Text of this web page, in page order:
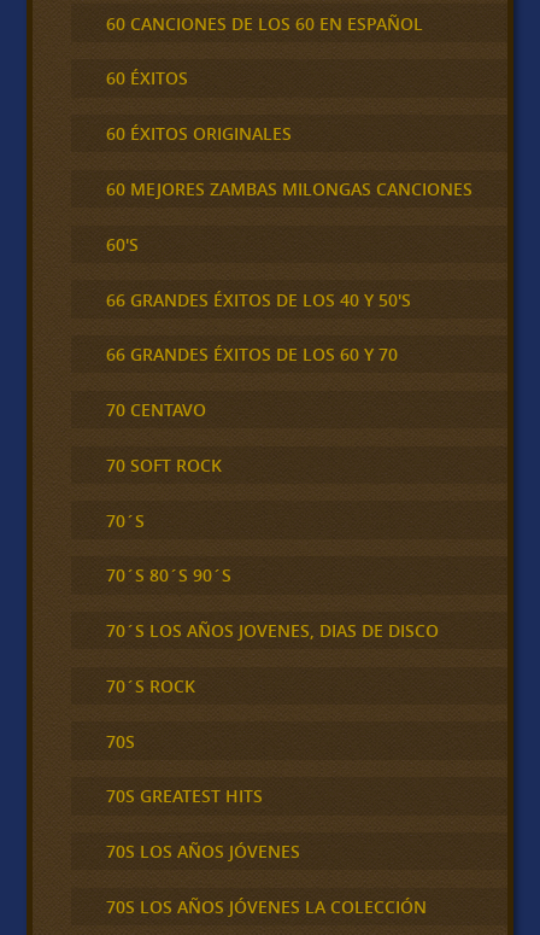
60 CANCIONES DE LOS 60 EN ESPAÑOL
60 ÉXITOS
60 ÉXITOS ORIGINALES
60 MEJORES ZAMBAS MILONGAS CANCIONES
60'S
66 GRANDES ÉXITOS DE LOS 40 Y 50'S
66 GRANDES ÉXITOS DE LOS 60 Y 70
70 CENTAVO
70 SOFT ROCK
70´S
70´S 80´S 90´S
70´S LOS AÑOS JOVENES, DIAS DE DISCO
70´S ROCK
70S
70S GREATEST HITS
70S LOS AÑOS JÓVENES
70S LOS AÑOS JÓVENES LA COLECCIÓN